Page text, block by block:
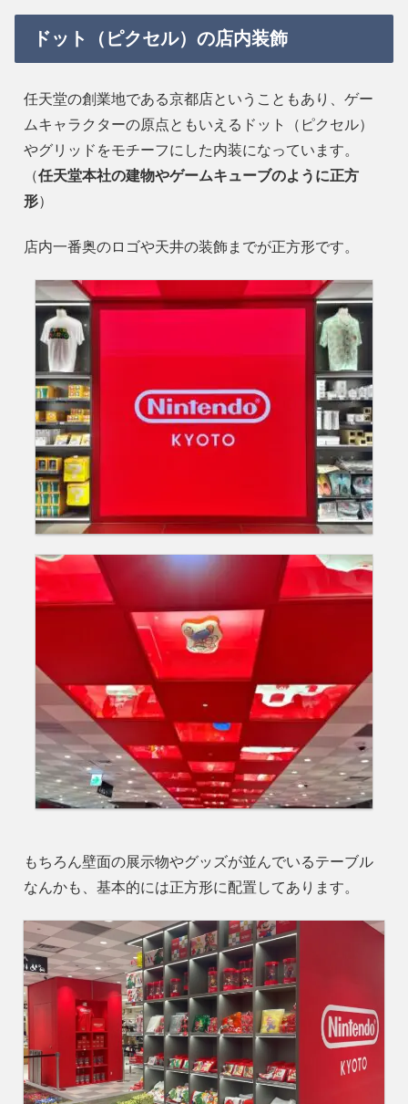
ドット（ピクセル）の店内装飾
任天堂の創業地である京都店ということもあり、ゲー
ムキャラクターの原点ともいえるドット（ピクセル）
やグリッドをモチーフにした内装になっています。
（任天堂本社の建物やゲームキューブのように正方
形）
店内一番奥のロゴや天井の装飾までが正方形です。
もちろん壁面の展示物やグッズが並んでいるテーブル
なんかも、基本的には正方形に配置してあります。